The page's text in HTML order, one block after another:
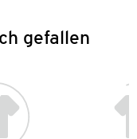
gefallen